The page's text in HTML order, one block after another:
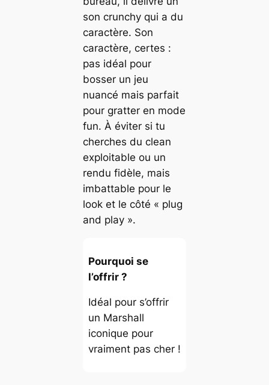
son crunchy qui a du
caractère. Son
caractère, certes :
pas idéal pour
bosser un jeu
nuancé mais parfait
pour gratter en mode
fun. À éviter si tu
cherches du clean
exploitable ou un
rendu fidèle, mais
imbattable pour le
look et le côté « plug
and play ».
Pourquoi se
l’offrir ?
Idéal pour s’offrir
un Marshall
iconique pour
vraiment pas cher !